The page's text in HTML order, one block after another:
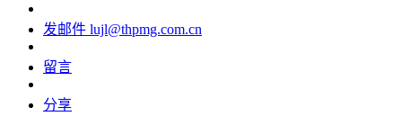
发邮件 lujl@thpmg.com.cn
留言
分享